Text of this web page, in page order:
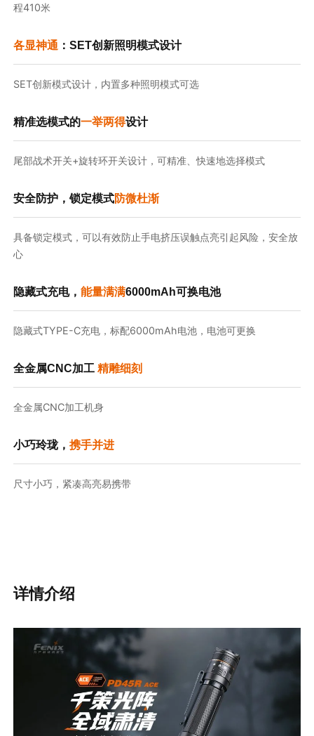
程410米
各显神通 ：SET创新照明模式设计
SET创新模式设计，内置多种照明模式可选
精准选模式的一举两得设计
尾部战术开关+旋转环开关设计，可精准、快速地选择模式
安全防护，锁定模式防微杜渐
具备锁定模式，可以有效防止手电挤压误触点亮引起风险，安全放
心
隐藏式充电，能量满满6000mAh可换电池
隐藏式TYPE-C充电，标配6000mAh电池，电池可更换
全金属CNC加工精雕细刻
全金属CNC加工机身
小巧玲珑，携手并进
尺寸小巧，紧凑高亮易携带
详情介绍